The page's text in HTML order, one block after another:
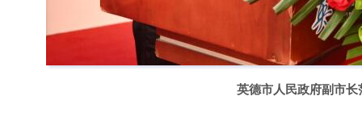
英德市人民政府副市长